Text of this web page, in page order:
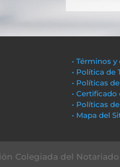
• Términos
• Política de
• Políticas
•
• Políticas
• Mapa del
Colegiada del Notariado